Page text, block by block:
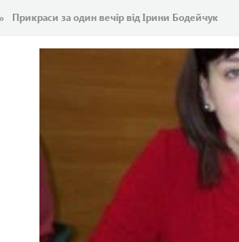
Прикраси за один вечір від Ірини Бодейчук